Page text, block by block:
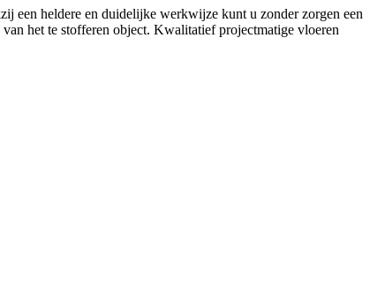
een heldere en duidelijke werkwijze kunt u zonder zorgen een
het te stofferen object. Kwalitatief projectmatige vloeren